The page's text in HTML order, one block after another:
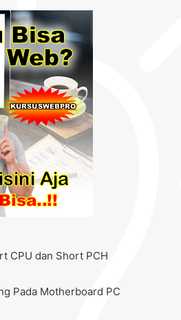
CPU dan Short PCH
Pada Motherboard PC